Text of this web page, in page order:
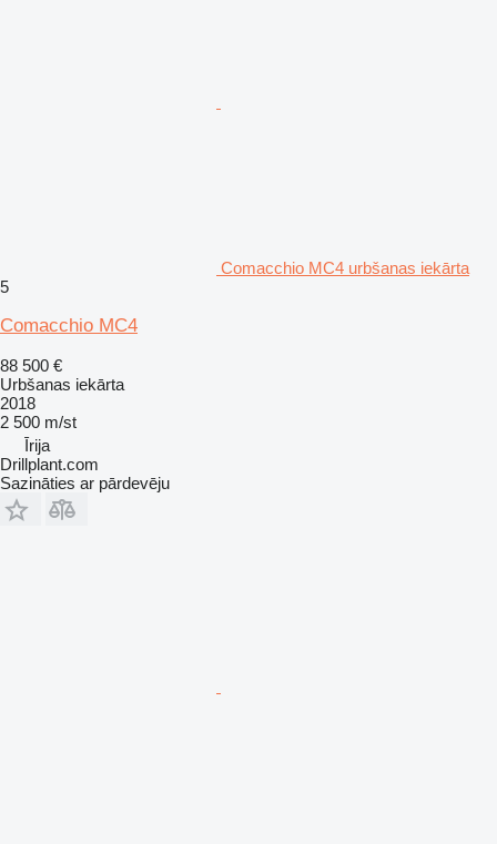
Comacchio MC4 urbšanas iekārta
5
Comacchio MC4
88 500 €
Urbšanas iekārta
2018
2 500 m/st
Īrija
Drillplant.com
Sazināties ar pārdevēju